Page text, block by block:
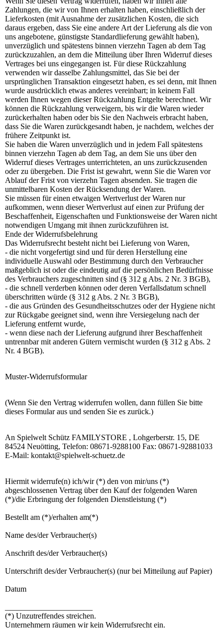
Zahlungen, die wir von Ihnen erhalten haben, einschließlich der
Lieferkosten (mit Ausnahme der zusätzlichen Kosten, die sich
daraus ergeben, dass Sie eine andere Art der Lieferung als die von
uns angebotene, günstigste Standardlieferung gewählt haben),
unverzüglich und spätestens binnen vierzehn Tagen ab dem Tag
zurückzuzahlen, an dem die Mitteilung über Ihren Widerruf dieses
Vertrages bei uns eingegangen ist. Für diese Rückzahlung
verwenden wir dasselbe Zahlungsmittel, das Sie bei der
ursprünglichen Transaktion eingesetzt haben, es sei denn, mit Ihnen
wurde ausdrücklich etwas anderes vereinbart; in keinem Fall
werden Ihnen wegen dieser Rückzahlung Entgelte berechnet. Wir
können die Rückzahlung verweigern, bis wir die Waren wieder
zurückerhalten haben oder bis Sie den Nachweis erbracht haben,
dass Sie die Waren zurückgesandt haben, je nachdem, welches der
frühere Zeitpunkt ist.
Sie haben die Waren unverzüglich und in jedem Fall spätestens
binnen vierzehn Tagen ab dem Tag, an dem Sie uns über den
Widerruf dieses Vertrages unterrichteten, an uns zurückzusenden
oder zu übergeben. Die Frist ist gewahrt, wenn Sie die Waren vor
Ablauf der Frist von vierzehn Tagen absenden. Sie tragen die
unmittelbaren Kosten der Rücksendung der Waren.
Sie müssen für einen etwaigen Wertverlust der Waren nur
aufkommen, wenn dieser Wertverlust auf einen zur Prüfung der
Beschaffenheit, Eigenschaften und Funktionsweise der Waren nicht
notwendigen Umgang mit ihnen zurückzuführen ist.
Ende der Widerrufsbelehrung
Das Widerrufsrecht besteht nicht bei Lieferung von Waren,
- die nicht vorgefertigt sind und für deren Herstellung eine
individuelle Auswahl oder Bestimmung durch den Verbraucher
maßgeblich ist oder die eindeutig auf die persönlichen Bedürfnisse
des Verbrauchers zugeschnitten sind (§ 312 g Abs. 2 Nr. 3 BGB),
- die schnell verderben können oder deren Verfallsdatum schnell
überschritten würde (§ 312 g Abs. 2 Nr. 3 BGB),
- die aus Gründen des Gesundheitsschutzes oder der Hygiene nicht
zur Rückgabe geeignet sind, wenn ihre Versiegelung nach der
Lieferung entfernt wurde,
- wenn diese nach der Lieferung aufgrund ihrer Beschaffenheit
untrennbar mit anderen Gütern vermischt wurden (§ 312 g Abs. 2
Nr. 4 BGB).
Muster-Widerrufsformular
(Wenn Sie den Vertrag widerrufen wollen, dann füllen Sie bitte
dieses Formular aus und senden Sie es zurück.)
An Spielwelt Schütz FAMILYSTORE , Lohgerberstr. 15, DE
84524 Neuötting, Telefon: 08671-9288100 Fax: 08671-92881033
E-Mail: kontakt@spielwelt-schuetz.de
Hiermit widerrufe(n) ich/wir (*) den von mir/uns (*)
abgeschlossenen Vertrag über den Kauf der folgenden Waren
(*)/die Erbringung der folgenden Dienstleistung (*)
Bestellt am (*)/erhalten am(*)
Name des/der Verbraucher(s)
Anschrift des/der Verbraucher(s)
Unterschrift des/der Verbraucher(s) (nur bei Mitteilung auf Papier)
Datum
(*) Unzutreffendes streichen.
Unternehmern räumen wir kein Widerrufsrecht ein.